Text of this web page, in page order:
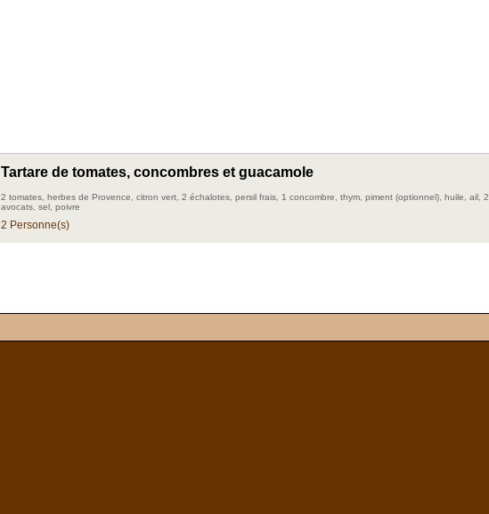
Tartare de tomates, concombres et guacamole
2 tomates, herbes de Provence, citron vert, 2 échalotes, persil frais, 1 concombre, thym, piment (optionnel), huile, ail, 2
avocats, sel, poivre
2 Personne(s)